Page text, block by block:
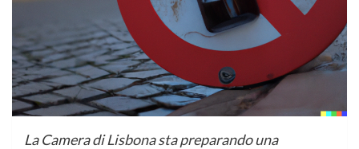
La Camera di Lisbona sta preparando una